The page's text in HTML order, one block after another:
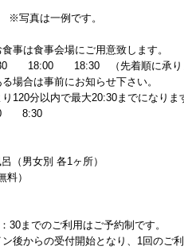
※写真は一例です。
事は食事会場にご用意致します。
18:00 18:30 （先着順に承り
場合は事前にお知らせ下さい。
120分以内で最大20:30までになりま
8:30
（男女別 各1ヶ所）
）
30までのご利用はご予約制です。
後からの受付開始となり、1回のご利